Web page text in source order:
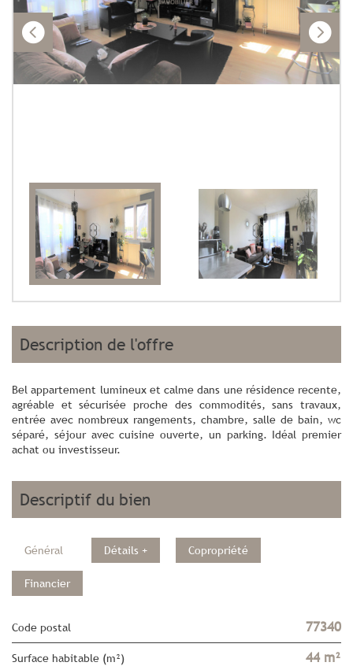
description de l'offre
Bel appartement lumineux et calme dans une résidence recente,
agréable et sécurisée proche des commodités, sans travaux,
entrée avec nombreux rangements, chambre, salle de bain, wc
séparé, séjour avec cuisine ouverte, un parking. Idéal premier
achat ou investisseur.
descriptif du bien
Général Détails + Copropriété
Financier
Code postal 77340
Surface habitable (m²) 44 m²